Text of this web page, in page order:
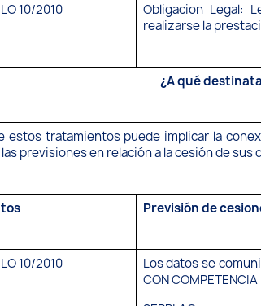
10/2010
Obligacion Legal:
realizarse la
¿A qué
estos tratamientos puede implicar la
previsiones en relación a la cesión de sus
Previsión de
10/2010
Los datos se
CON COMPETENCIA